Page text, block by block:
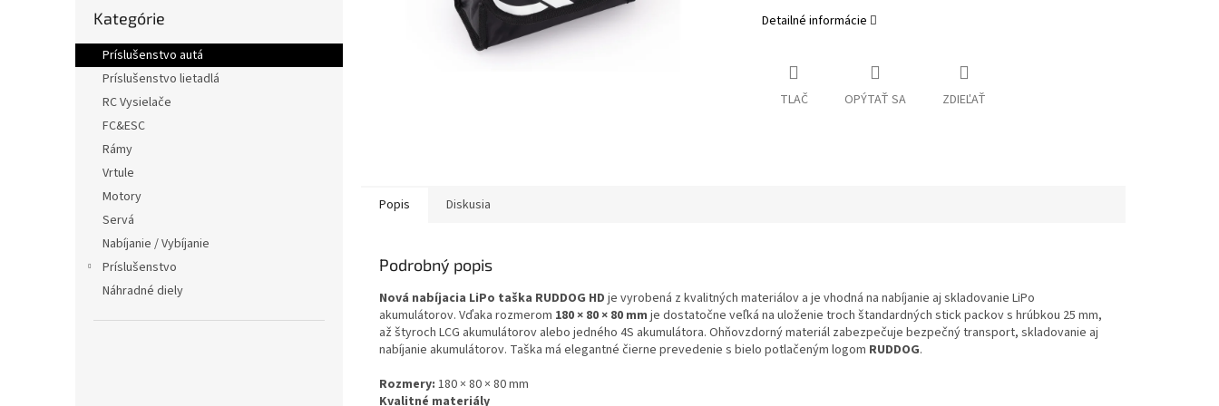
kategórie
Kategórie
Príslušenstvo autá
Príslušenstvo lietadlá
RC Vysielače
FC&ESC
Rámy
Vrtule
Motory
Servá
Nabíjanie / Vybíjanie
Príslušenstvo
Náhradné diely
Detailné informácie
TLAČ OPÝTAŤ SA ZDIEĽAŤ
Popis Diskusia
Podrobný popis
Nová nabíjacia LiPo taška RUDDOG HD je vyrobená z kvalitných materiálov a je vhodná na nabíjanie aj skladovanie LiPo
akumulátorov. Vďaka rozmerom 180 × 80 × 80 mm je dostatočne veľká na uloženie troch štandardných stick packov s hrúbkou 25 mm,
až štyroch LCG akumulátorov alebo jedného 4S akumulátora. Ohňovzdorný materiál zabezpečuje bezpečný transport, skladovanie aj
nabíjanie akumulátorov. Taška má elegantné čierne prevedenie s bielo potlačeným logom RUDDOG.
Rozmery: 180 × 80 × 80 mm
Kvalitné materiály